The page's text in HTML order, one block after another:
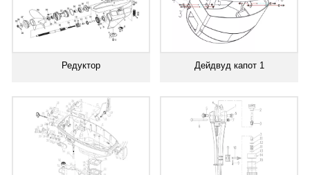
Редуктор Дейдвуд капот 1